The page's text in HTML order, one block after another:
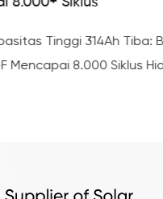
Tiba: Bagaimana Seri
Hidup ...